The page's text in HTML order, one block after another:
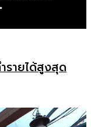
รายได้สูงสุด